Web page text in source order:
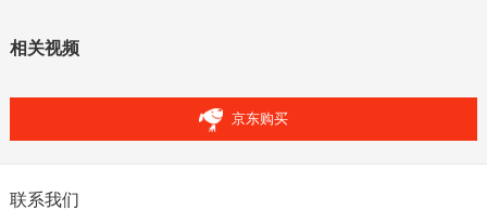
相关视频
京东购买
联系我们